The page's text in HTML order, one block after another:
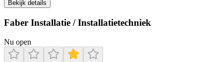
Bekijk details
Faber Installatie / Installatietechniek
Nu open